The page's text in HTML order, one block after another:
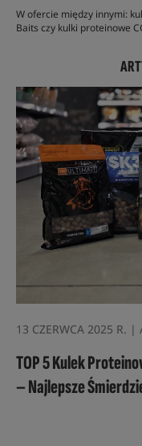
W ofercie między innymi:
Baits czy kulki proteinowe
13 CZERWCA 2025 R. |
TOP 5 Kulek
– Najlepsze